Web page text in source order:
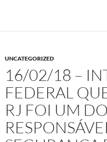
UNCATEGORIZED
16/02/18 –
FEDERAL
RJ FOI UM